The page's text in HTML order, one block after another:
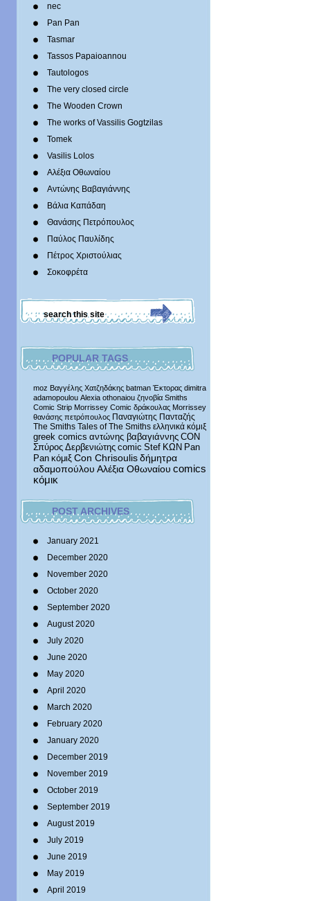
nec
Pan Pan
Tasmar
Tassos Papaioannou
Tautologos
The very closed circle
The Wooden Crown
The works of Vassilis Gogtzilas
Tomek
Vasilis Lolos
Αλέξια Οθωναίου
Αντώνης Βαβαγιάννης
Βάλια Καπάδαη
Θανάσης Πετρόπουλος
Παύλος Παυλίδης
Πέτρος Χριστούλιας
Σοκοφρέτα
POPULAR TAGS
moz Βαγγέλης Χατζηδάκης batman Έκτορας dimitra
adamopoulou Alexia othonaiou ζηνοβία Smiths
Comic Strip Morrissey Comic δράκουλας Morrissey
θανάσης πετρόπουλος Παναγιώτης Πανταζής
The Smiths Tales of The Smiths ελληνικά κόμιξ
greek comics αντώνης βαβαγιάννης CON
Σπύρος Δερβενιώτης comic Stef ΚΩΝ Pan
Pan κόμιξ Con Chrisoulis δήμητρα
αδαμοπούλου Αλέξια Οθωναίου comics
κόμικ
POST ARCHIVES
January 2021
December 2020
November 2020
October 2020
September 2020
August 2020
July 2020
June 2020
May 2020
April 2020
March 2020
February 2020
January 2020
December 2019
November 2019
October 2019
September 2019
August 2019
July 2019
June 2019
May 2019
April 2019